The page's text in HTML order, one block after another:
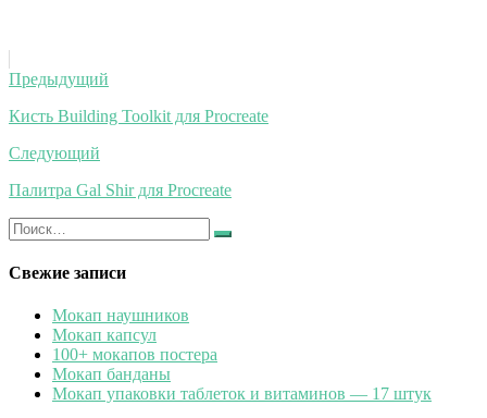
Навигация
по
записям
Предыдущий
Кисть Building Toolkit для Procreate
Следующий
Палитра Gal Shir для Procreate
Искать:
Найти
Свежие записи
Мокап наушников
Мокап капсул
100+ мокапов постера
Мокап банданы
Мокап упаковки таблеток и витаминов — 17 штук